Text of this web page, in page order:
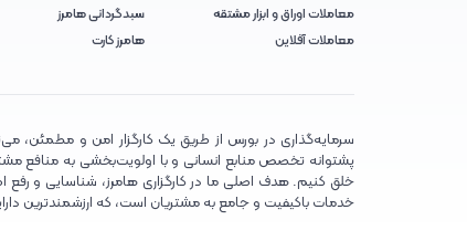
معاملات اوراق و ابزار مشتقه
معاملات آفلاین
سبدگردانی هامرز
هامرز کارت
سرمایه‌گذاری در بورس از طریق یک کارگزار امن و مطمئن،
پشتوانه تخصص منابع انسانی و با اولویت‌بخشی به منافع
خلق کنیم. هدف اصلی ما در کارگزاری هامرز، شناسایی و رفع
خدمات باکیفیت و جامع به مشتریان است، که ارزشمندترین